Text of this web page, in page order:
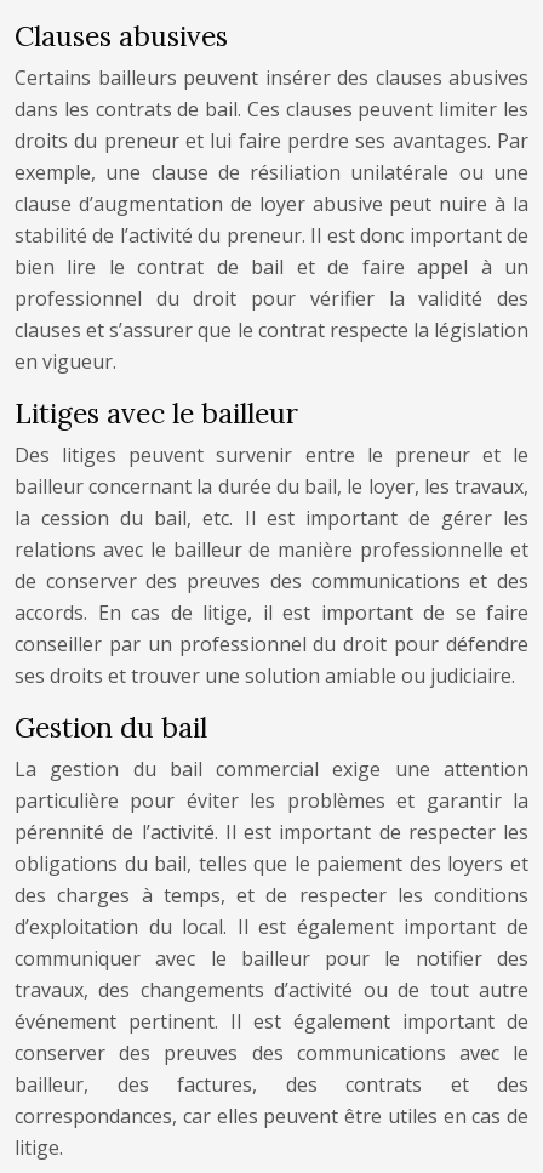
Clauses abusives
Certains bailleurs peuvent insérer des clauses abusives
dans les contrats de bail. Ces clauses peuvent limiter les
droits du preneur et lui faire perdre ses avantages. Par
exemple, une clause de résiliation unilatérale ou une
clause d’augmentation de loyer abusive peut nuire à la
stabilité de l’activité du preneur. Il est donc important de
bien lire le contrat de bail et de faire appel à un
professionnel du droit pour vérifier la validité des
clauses et s’assurer que le contrat respecte la législation
en vigueur.
Litiges avec le bailleur
Des litiges peuvent survenir entre le preneur et le
bailleur concernant la durée du bail, le loyer, les travaux,
la cession du bail, etc. Il est important de gérer les
relations avec le bailleur de manière professionnelle et
de conserver des preuves des communications et des
accords. En cas de litige, il est important de se faire
conseiller par un professionnel du droit pour défendre
ses droits et trouver une solution amiable ou judiciaire.
Gestion du bail
La gestion du bail commercial exige une attention
particulière pour éviter les problèmes et garantir la
pérennité de l’activité. Il est important de respecter les
obligations du bail, telles que le paiement des loyers et
des charges à temps, et de respecter les conditions
d’exploitation du local. Il est également important de
communiquer avec le bailleur pour le notifier des
travaux, des changements d’activité ou de tout autre
événement pertinent. Il est également important de
conserver des preuves des communications avec le
bailleur, des factures, des contrats et des
correspondances, car elles peuvent être utiles en cas de
litige.